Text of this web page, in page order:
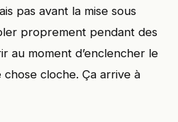
pas avant la mise sous
proprement pendant des
au moment d’enclencher le
cloche. Ça arrive à